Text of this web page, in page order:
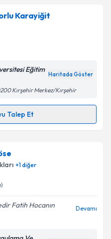
Gönder
için randevu takvimi talebi
randevu almanız için bir
ile bilgilendireceğiz.
ilişkinAydınlatma
verilerimin belirtilen
kabul ediyorum.
Gönder
Karayiğit
Eğitim
Haritada Göster
Kırşehir Merkez/Kırşehir
Talep Et
randevu almanız
e-posta ile
+1diğer
Fatih Hocanın
Devamı